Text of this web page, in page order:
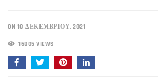
ON 18 ΔΕΚΕΜΒΡΊΟΥ, 2021
16805 VIEWS